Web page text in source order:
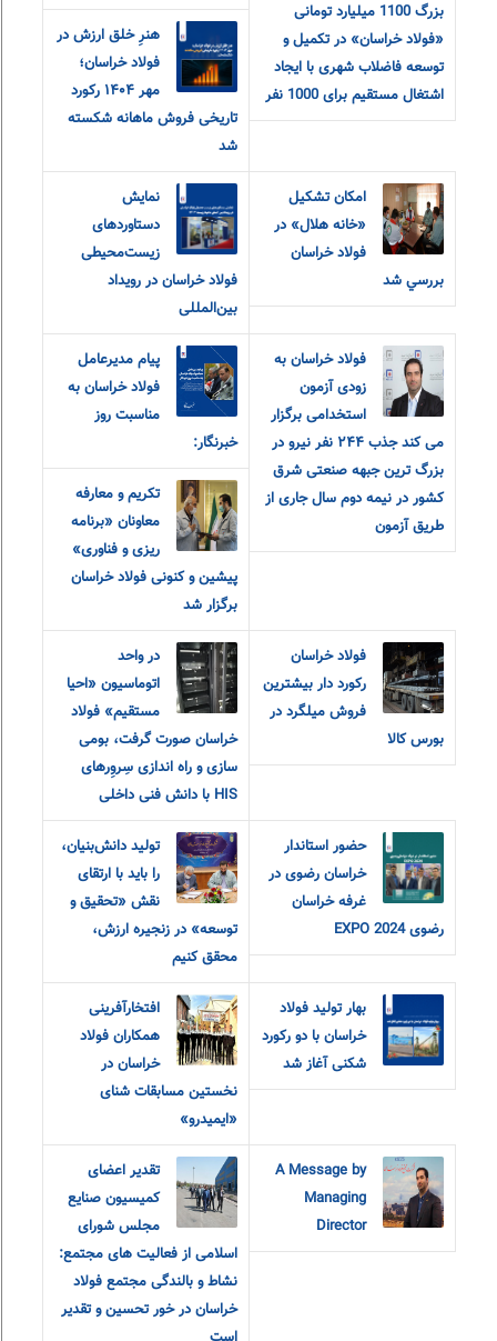
بزرگ 1100 میلیارد تومانی
«فولاد خراسان» در تکمیل و
توسعه فاضلاب شهری با ایجاد
اشتغال مستقیم برای 1000 نفر
هنرِ خلق ارزش در
فولاد خراسان؛
مهر ۱۴۰۴ رکورد
تاریخی فروش ماهانه شکسته
شد
امکان تشکيل
«خانه هلال» در
فولاد خراسان
بررسي شد
نمایش
دستاوردهای
زیست‌محیطی
فولاد خراسان در رویداد
بین‌المللی
فولاد خراسان به
زودی آزمون
استخدامی برگزار
می کند جذب ٢۴۴ نفر نیرو در
بزرگ ترین جبهه صنعتی شرق
کشور در نیمه دوم سال جاری از
طریق آزمون
پیام مدیرعامل
فولاد خراسان به
مناسبت روز
خبرنگار:
تکریم و معارفه
معاونان «برنامه
ریزی و فناوری»
پیشین و کنونی فولاد خراسان
برگزار شد
فولاد خراسان
رکورد دار بیشترین
فروش میلگرد در
بورس کالا
در واحد
اتوماسیون «احیا
مستقیم» فولاد
خراسان صورت گرفت، بومی
سازی و راه اندازی سِروِرهای
HIS با دانش فنی داخلی
حضور استاندار
خراسان رضوی در
غرفه خراسان
رضوی EXPO 2024
تولید دانش‌بنیان،
را باید با ارتقای
نقش «تحقیق و‌
توسعه» در زنجیره ارزش،
محقق کنیم
بهار تولید فولاد
خراسان با‌ دو رکورد
شکنی آغاز شد
افتخارآفرینی
همکاران فولاد
خراسان در
نخستین مسابقات شنای
«ایمیدرو»
A Message by
Managing
Director
تقدیر اعضای
کمیسیون صنایع
مجلس شورای
اسلامی از فعالیت های مجتمع:
نشاط و بالندگی مجتمع فولاد
خراسان در خور تحسین و تقدیر